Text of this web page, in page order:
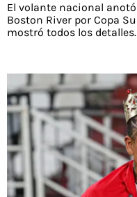
Términos y Condiciones
El volante nacional
Boston River por Copa
mostró todos los detalles.